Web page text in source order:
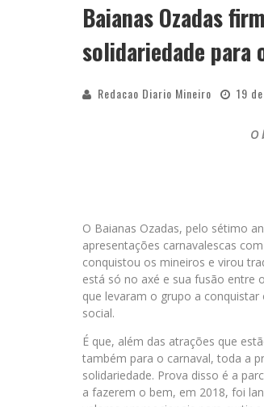
Baianas Ozadas
solidariedade para
Redacao Diario Mineiro 19
O
O Baianas Ozadas, pelo sétimo
apresentações carnavalescas
conquistou os mineiros e virou
está só no axé e sua fusão entre
que levaram o grupo a
social.
É que, além das atrações que
também para o carnaval, toda a
solidariedade. Prova disso é a
a fazerem o bem, em 2018, foi